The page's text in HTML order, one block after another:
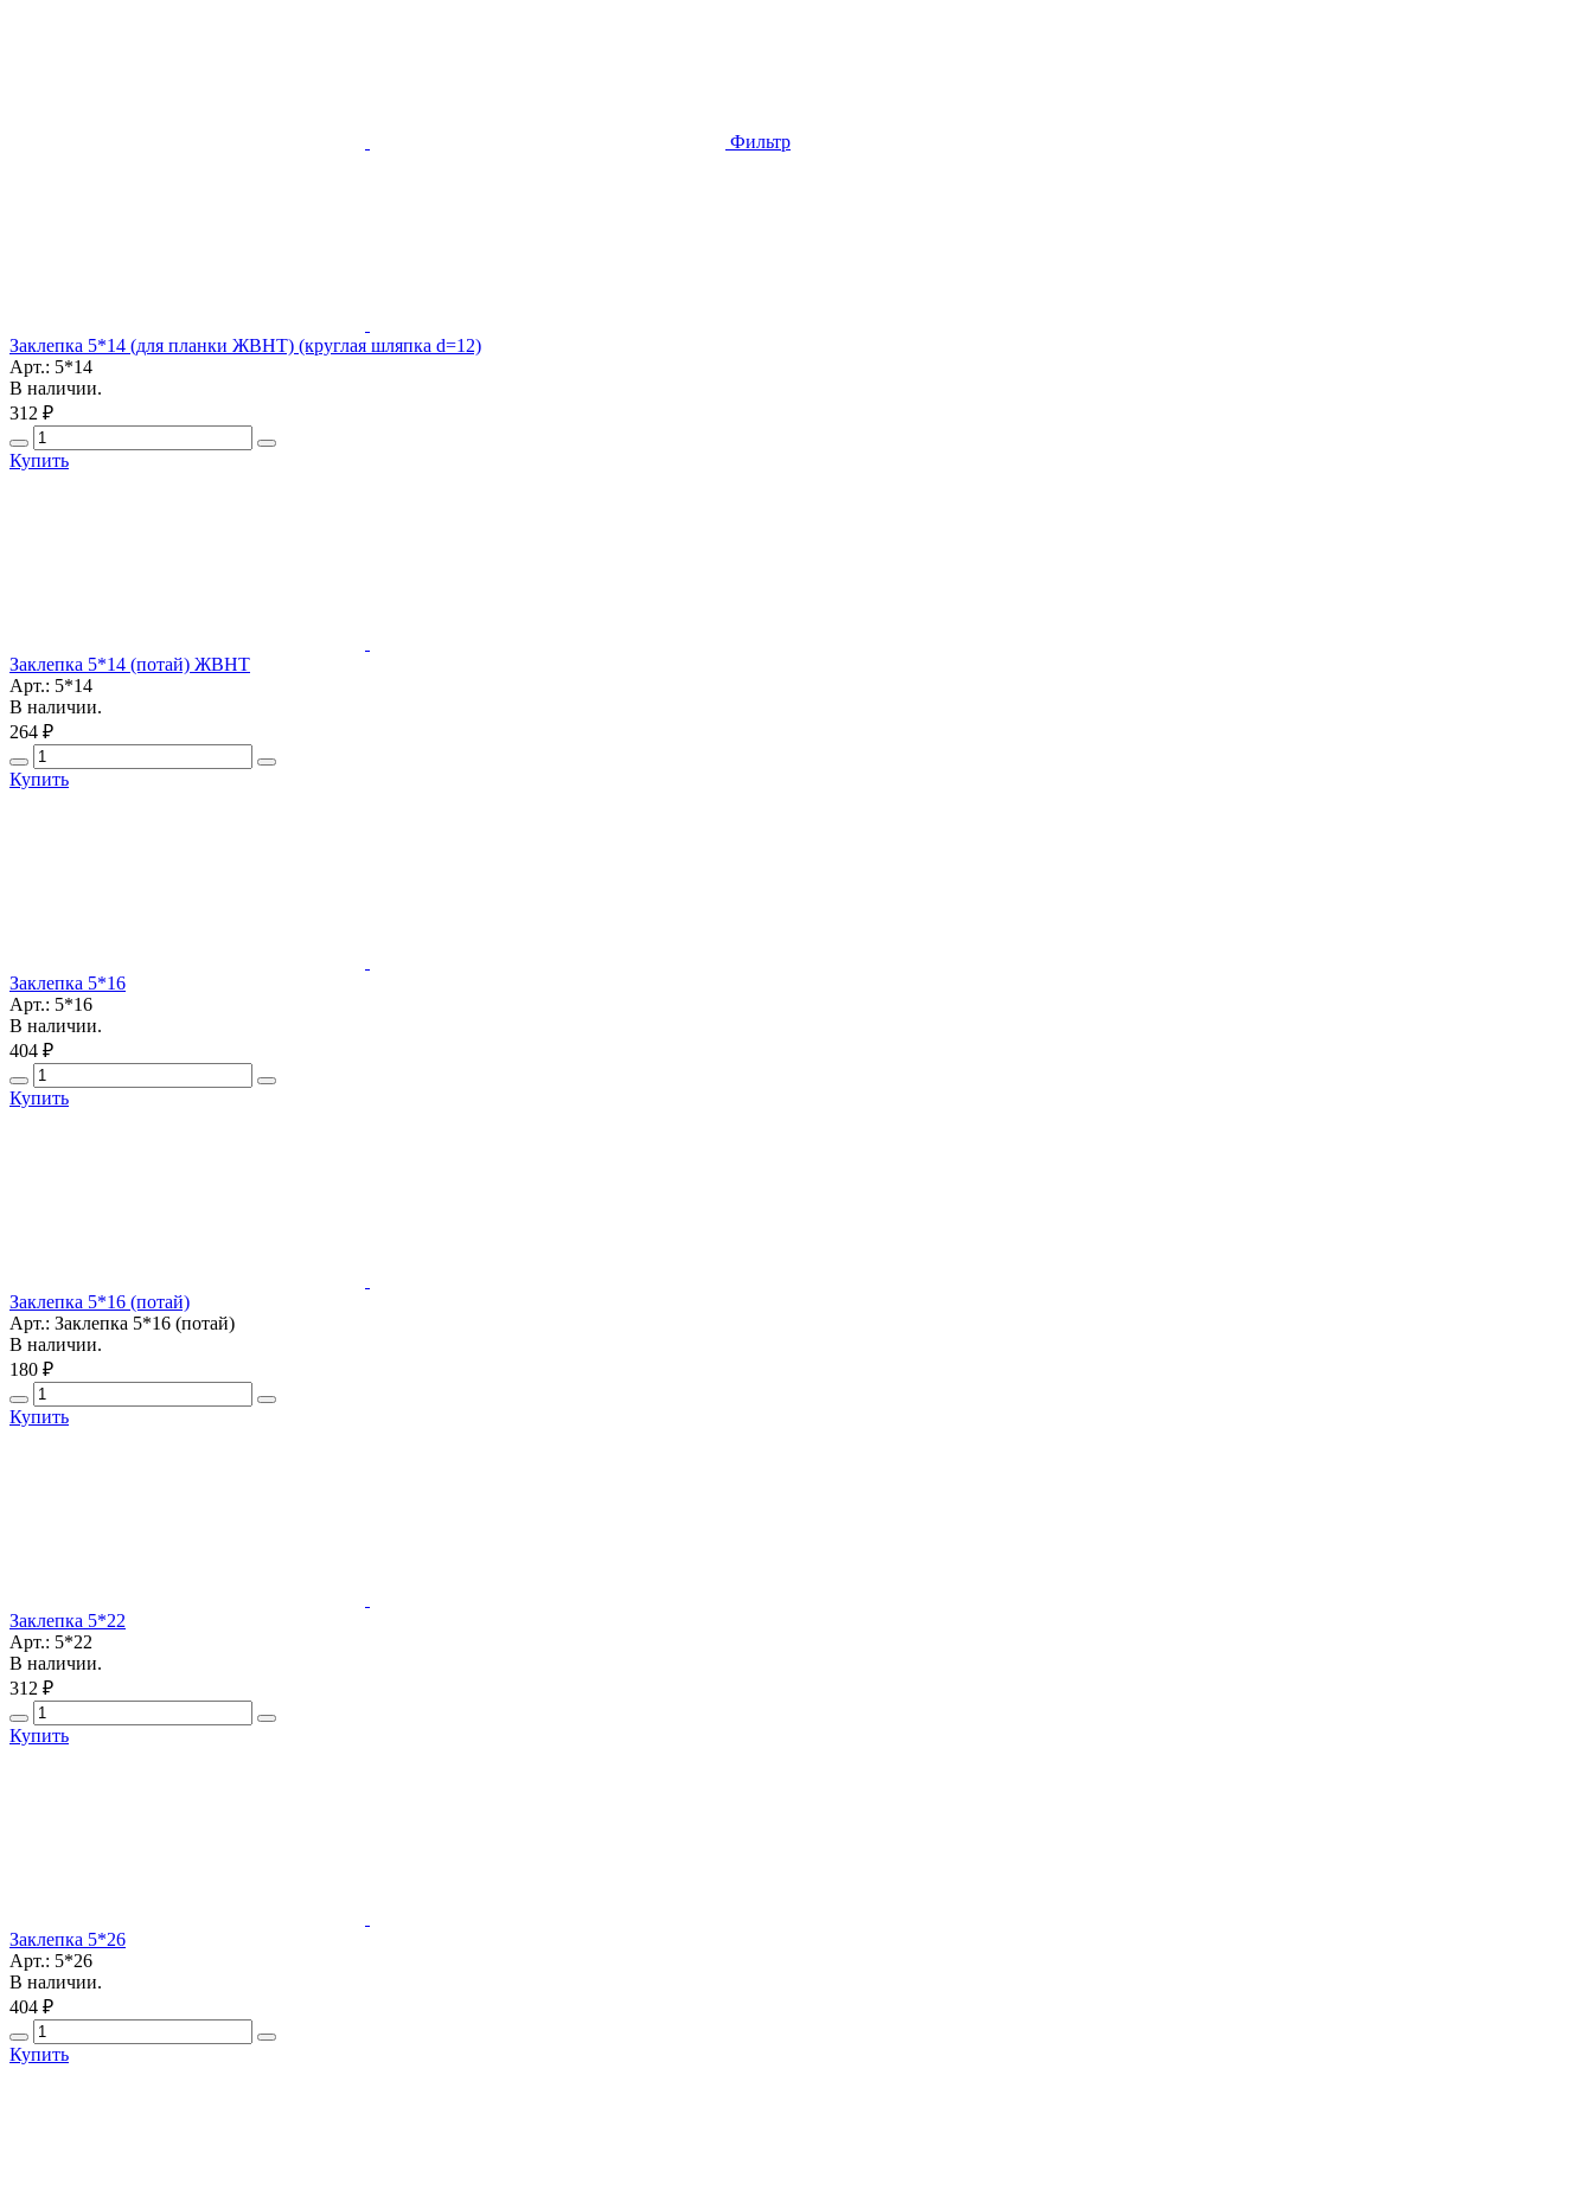
Фильтр
Заклепка 5*14 (для планки ЖВНТ) (круглая шляпка d=12)
Арт.: 5*14
В наличии.
312 ₽
Купить
Заклепка 5*14 (потай) ЖВНТ
Арт.: 5*14
В наличии.
264 ₽
Купить
Заклепка 5*16
Арт.: 5*16
В наличии.
404 ₽
Купить
Заклепка 5*16 (потай)
Арт.: Заклепка 5*16 (потай)
В наличии.
180 ₽
Купить
Заклепка 5*22
Арт.: 5*22
В наличии.
312 ₽
Купить
Заклепка 5*26
Арт.: 5*26
В наличии.
404 ₽
Купить